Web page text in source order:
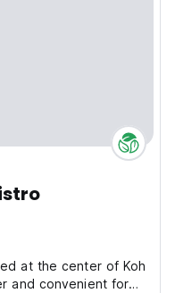
at the center of Koh
and convenient for